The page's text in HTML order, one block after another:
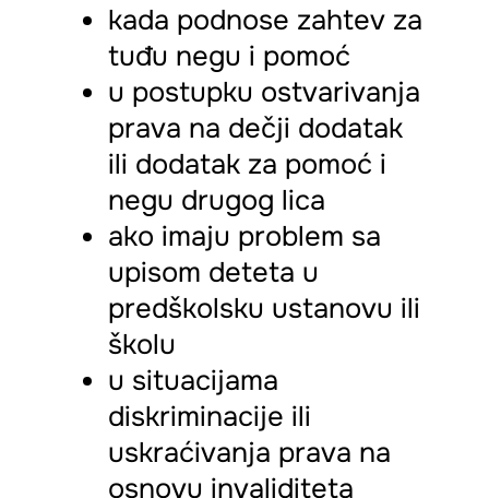
kada podnose zahtev za
tuđu negu i pomoć
u postupku ostvarivanja
prava na dečji dodatak
ili dodatak za pomoć i
negu drugog lica
ako imaju problem sa
upisom deteta u
predškolsku ustanovu ili
školu
u situacijama
diskriminacije ili
uskraćivanja prava na
osnovu invaliditeta